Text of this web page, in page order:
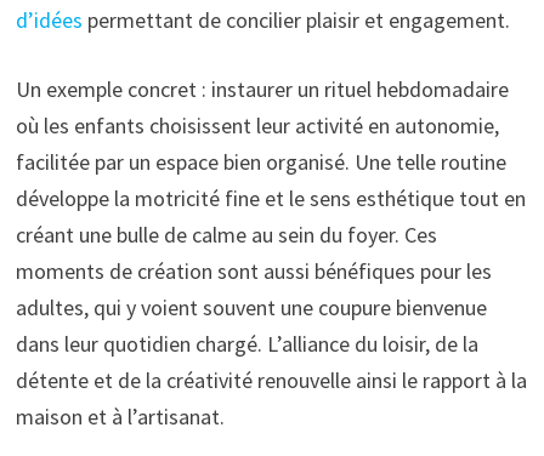
d’idées permettant de concilier plaisir et engagement.
Un exemple concret : instaurer un rituel hebdomadaire
où les enfants choisissent leur activité en autonomie,
facilitée par un espace bien organisé. Une telle routine
développe la motricité fine et le sens esthétique tout en
créant une bulle de calme au sein du foyer. Ces
moments de création sont aussi bénéfiques pour les
adultes, qui y voient souvent une coupure bienvenue
dans leur quotidien chargé. L’alliance du loisir, de la
détente et de la créativité renouvelle ainsi le rapport à la
maison et à l’artisanat.